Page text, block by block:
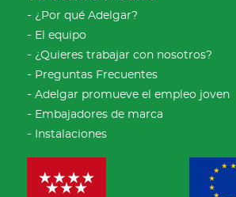
¿Por qué Adelgar?
El equipo
¿Quieres trabajar con nosotros?
Preguntas Frecuentes
Adelgar promueve el empleo joven
Embajadores de marca
Instalaciones